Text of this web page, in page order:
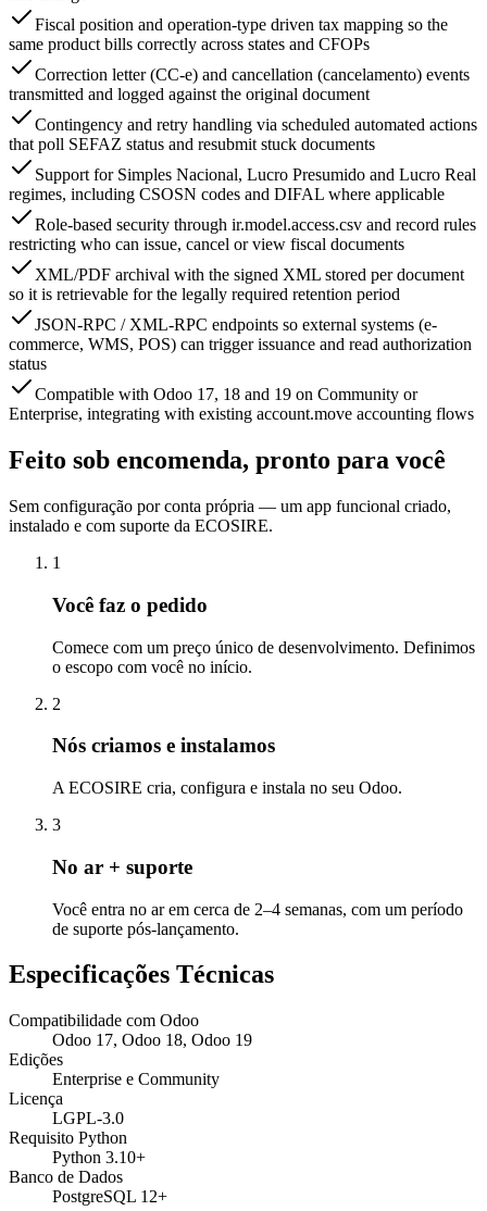
Fiscal position and operation-type driven tax mapping so the
same product bills correctly across states and CFOPs
Correction letter (CC-e) and cancellation (cancelamento) events
transmitted and logged against the original document
Contingency and retry handling via scheduled automated actions
that poll SEFAZ status and resubmit stuck documents
Support for Simples Nacional, Lucro Presumido and Lucro Real
regimes, including CSOSN codes and DIFAL where applicable
Role-based security through ir.model.access.csv and record rules
restricting who can issue, cancel or view fiscal documents
XML/PDF archival with the signed XML stored per document
so it is retrievable for the legally required retention period
JSON-RPC / XML-RPC endpoints so external systems (e-
commerce, WMS, POS) can trigger issuance and read authorization
status
Compatible with Odoo 17, 18 and 19 on Community or
Enterprise, integrating with existing account.move accounting flows
Feito sob encomenda, pronto para você
Sem configuração por conta própria — um app funcional criado,
instalado e com suporte da ECOSIRE.
1
Você faz o pedido
Comece com um preço único de desenvolvimento. Definimos
o escopo com você no início.
2
Nós criamos e instalamos
A ECOSIRE cria, configura e instala no seu Odoo.
3
No ar + suporte
Você entra no ar em cerca de 2–4 semanas, com um período
de suporte pós-lançamento.
Especificações Técnicas
Compatibilidade com Odoo
Odoo 17, Odoo 18, Odoo 19
Edições
Enterprise e Community
Licença
LGPL-3.0
Requisito Python
Python 3.10+
Banco de Dados
PostgreSQL 12+